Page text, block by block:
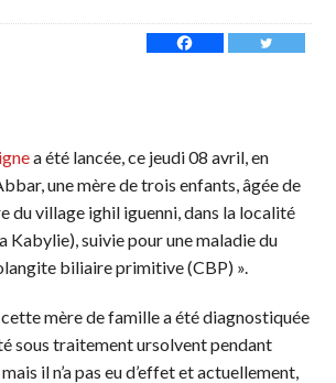
a été lancée, ce jeudi 08 avril, en
une mère de trois enfants, âgée de
du village ighil iguenni, dans la localité
Kabylie), suivie pour une maladie du
biliaire primitive (CBP) ».
cette mère de famille a été diagnostiquée
sous traitement ursolvent pendant
il n’a pas eu d’effet et actuellement,